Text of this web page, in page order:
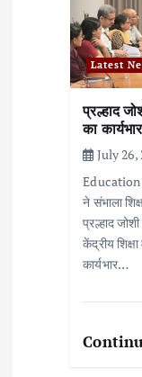
Latest
प्रल्हाद
का
July 26,
Education
ने संभाला
प्रल्हाद
केंद्रीय
कार्यभार…